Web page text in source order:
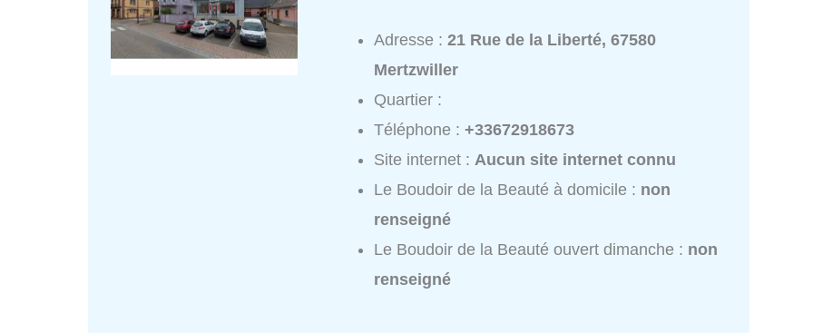
Adresse :21 Rue de la Liberté, 67580
Mertzwiller
Quartier :
Téléphone :+33672918673
Site internet :Aucun site internet connu
Le Boudoir de la Beauté à domicile : non
renseigné
Le Boudoir de la Beauté ouvert dimanche : non
renseigné